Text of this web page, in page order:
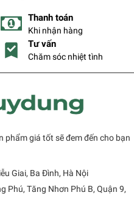
Thanh toán
Khi nhận hàng
Tư vấn
Chăm sóc nhiệt tình
phẩm giá tốt sẽ đem đến cho bạn
Giai, Ba Đình, Hà Nội
Phú, Tăng Nhơn Phú B, Quận 9,